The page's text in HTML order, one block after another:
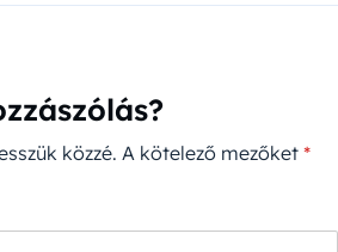
közzé. A kötelező mezőket *